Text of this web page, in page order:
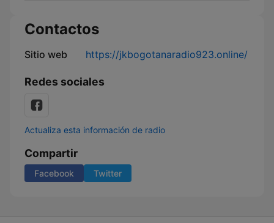
Contactos
Sitio web https://jkbogotanaradio923.online/
Redes sociales
Actualiza esta información de radio
Compartir
Facebook Twitter